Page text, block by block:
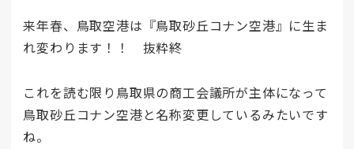
来年春、鳥取空港は『鳥取砂丘コナン空港』に生ま
れ変わります！！ 抜粋終
これを読む限り鳥取県の商工会議所が主体になって
鳥取砂丘コナン空港と名称変更しているみたいです
ね。